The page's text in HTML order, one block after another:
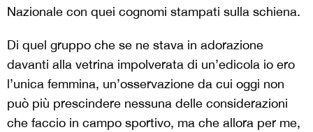
Nazionale con quei cognomi stampati sulla schiena.
Di quel gruppo che se ne stava in adorazione
davanti alla vetrina impolverata di un’edicola io ero
l’unica femmina, un’osservazione da cui oggi non
può più prescindere nessuna delle considerazioni
che faccio in campo sportivo, ma che allora per me,